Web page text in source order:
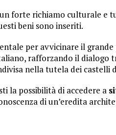
forte richiamo culturale e
beni sono inseriti.
per avvicinare il grande
rafforzando il dialogo
nella tutela dei castelli
la possibilità di accedere a
di un’eredita